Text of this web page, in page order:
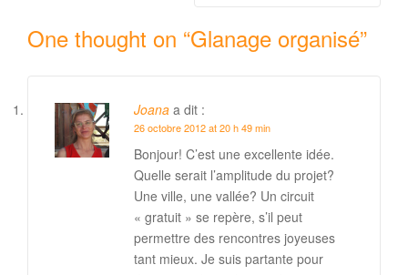
One thought on “Glanage organisé”
Joana a dit :
26 octobre 2012 at 20 h 49 min
Bonjour! C’est une excellente idée.
Quelle serait l’amplitude du projet?
Une ville, une vallée? Un circuit
« gratuit » se repère, s’il peut
permettre des rencontres joyeuses
tant mieux. Je suis partante pour